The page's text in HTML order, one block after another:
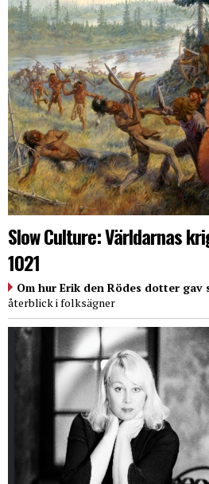
Slow Culture: Världarnas
1021
Om hur Erik den Rödes dotter gav
återblick i folksägner